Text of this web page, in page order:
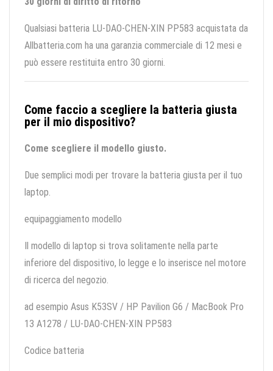
Qualsiasi batteria LU-DAO-CHEN-XIN PP583 acquistata da
Allbatteria.com ha una garanzia commerciale di 12 mesi e
può essere restituita entro 30 giorni.
Come faccio a scegliere la batteria giusta
per il mio dispositivo?
Come scegliere il modello giusto.
Due semplici modi per trovare la batteria giusta per il tuo
laptop.
equipaggiamento modello
Il modello di laptop si trova solitamente nella parte
inferiore del dispositivo, lo legge e lo inserisce nel motore
di ricerca del negozio.
ad esempio Asus K53SV / HP Pavilion G6 / MacBook Pro
13 A1278 / LU-DAO-CHEN-XIN PP583
Codice batteria